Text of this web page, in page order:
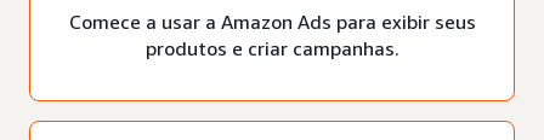
Comece a usar a Amazon Ads para exibir seus
produtos e criar campanhas.